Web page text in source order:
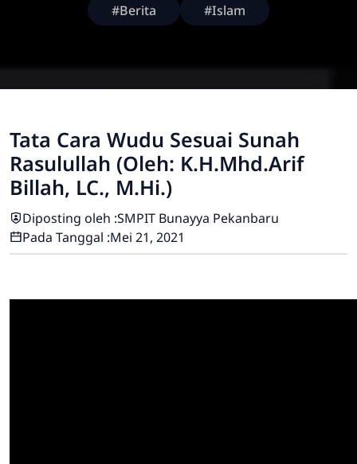
#Berita #Islam
Tata Cara Wudu Sesuai Sunah
Rasulullah (Oleh: K.H.Mhd.Arif
Billah, LC., M.Hi.)
Diposting oleh :SMPIT Bunayya Pekanbaru
Pada Tanggal :Mei 21, 2021